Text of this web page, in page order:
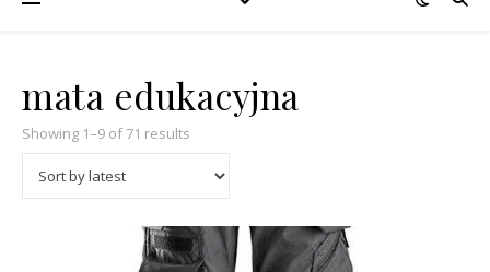
mata edukacyjna
Showing 1–9 of 71 results